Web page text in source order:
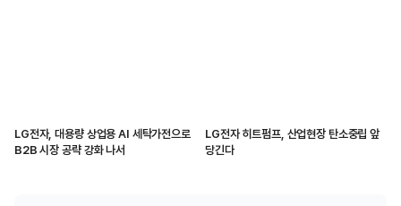
LG전자, 대용량 상업용 AI 세탁가전으로
B2B 시장 공략 강화 나서
LG전자 히트펌프, 산업현장 탄소중립 앞
당긴다